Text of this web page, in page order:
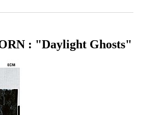
: "Daylight Ghosts"